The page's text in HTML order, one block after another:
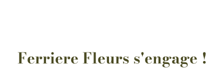
Ferriere Fleurs s'engage !